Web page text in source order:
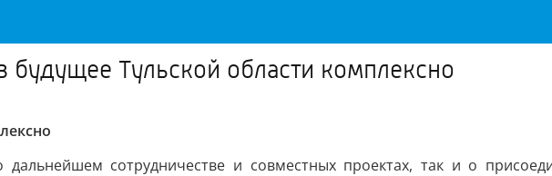
Тульской области комплексно
сотрудничестве и совместных проектах, так и о